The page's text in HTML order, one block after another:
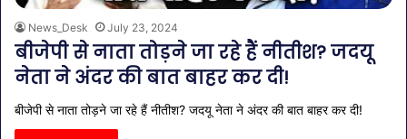
News_Desk July 23, 2024
बीजेपी से नाता तोड़ने जा रहे हैं नीतीश? जदयू
नेता ने अंदर की बात बाहर कर दी!
बीजेपी से नाता तोड़ने जा रहे हैं नीतीश? जदयू नेता ने अंदर की बात बाहर कर दी!